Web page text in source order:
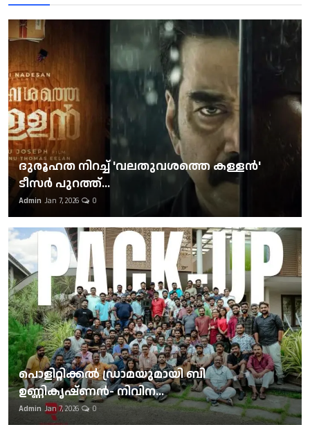
ദുരൂഹത നിറച്ച് 'വലതുവശത്തെ കള്ളന്‍'
ടീസര്‍ പുറത്ത്...
Admin Jan 7, 2026 0
പൊളിറ്റിക്കല്‍ ഡ്രാമയുമായി ബി
ഉണ്ണികൃഷ്ണന്‍- നിവിന...
Admin Jan 7, 2026 0